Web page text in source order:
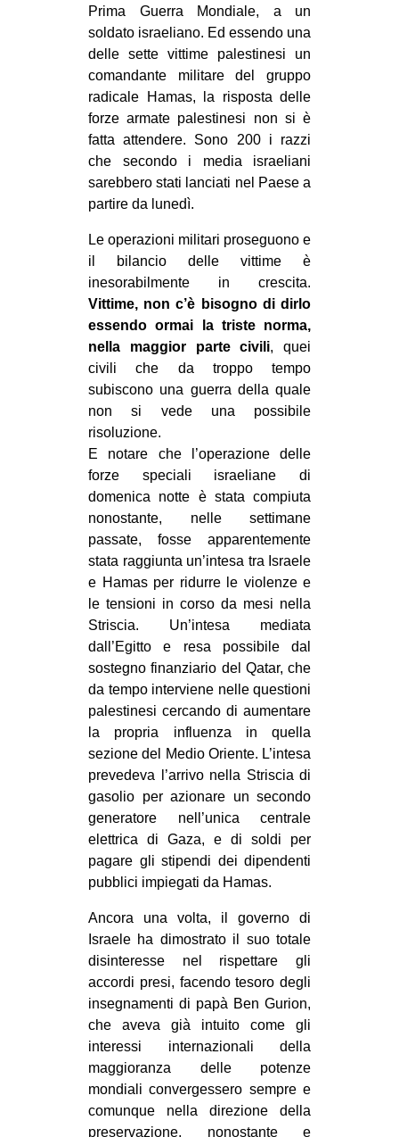
Prima Guerra Mondiale, a un
soldato israeliano. Ed essendo una
delle sette vittime palestinesi un
comandante militare del gruppo
radicale Hamas, la risposta delle
forze armate palestinesi non si è
fatta attendere. Sono 200 i razzi
che secondo i media israeliani
sarebbero stati lanciati nel Paese a
partire da lunedì.
Le operazioni militari proseguono e
il bilancio delle vittime è
inesorabilmente in crescita.
Vittime, non c’è bisogno di dirlo
essendo ormai la triste norma,
nella maggior parte civili, quei
civili che da troppo tempo
subiscono una guerra della quale
non si vede una possibile
risoluzione.
E notare che l’operazione delle
forze speciali israeliane di
domenica notte è stata compiuta
nonostante, nelle settimane
passate, fosse apparentemente
stata raggiunta un’intesa tra Israele
e Hamas per ridurre le violenze e
le tensioni in corso da mesi nella
Striscia. Un’intesa mediata
dall’Egitto e resa possibile dal
sostegno finanziario del Qatar, che
da tempo interviene nelle questioni
palestinesi cercando di aumentare
la propria influenza in quella
sezione del Medio Oriente. L’intesa
prevedeva l’arrivo nella Striscia di
gasolio per azionare un secondo
generatore nell’unica centrale
elettrica di Gaza, e di soldi per
pagare gli stipendi dei dipendenti
pubblici impiegati da Hamas.
Ancora una volta, il governo di
Israele ha dimostrato il suo totale
disinteresse nel rispettare gli
accordi presi, facendo tesoro degli
insegnamenti di papà Ben Gurion,
che aveva già intuito come gli
interessi internazionali della
maggioranza delle potenze
mondiali convergessero sempre e
comunque nella direzione della
preservazione, nonostante e